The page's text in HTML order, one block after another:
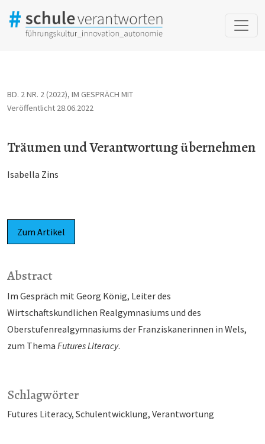
BD. 2 NR. 2 (2022), IM GESPRÄCH MIT
Träumen und Verantwortung übernehmen
Veröffentlicht 28.06.2022
Isabella Zins
Zum Artikel
Schlagwörter
Futures Literacy Schulentwicklung Verantwortung
Abstract
Im Gespräch mit Georg König, Leiter des
Wirtschaftskundlichen Realgymna­siums und des
Oberstufenrealgymnasiums der Franziskanerinnen in Wels,
zum Thema Futures Literacy.